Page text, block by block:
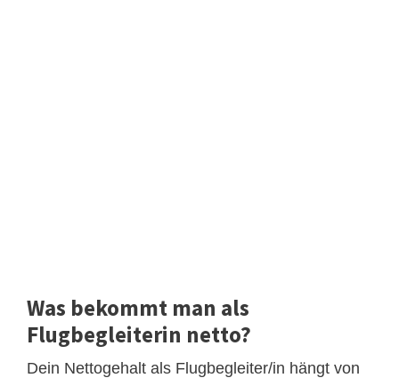
Was bekommt man als
Flugbegleiterin netto?
Dein Nettogehalt als Flugbegleiter/in hängt von